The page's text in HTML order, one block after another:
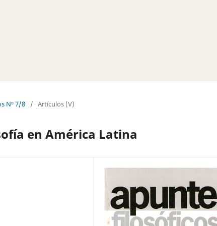
Nº 7/8 / Artículos (V)
en América Latina